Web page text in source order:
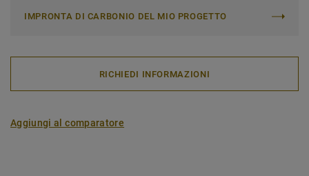
IMPRONTA DI CARBONIO DEL MIO PROGETTO
RICHIEDI INFORMAZIONI
Aggiungi al comparatore